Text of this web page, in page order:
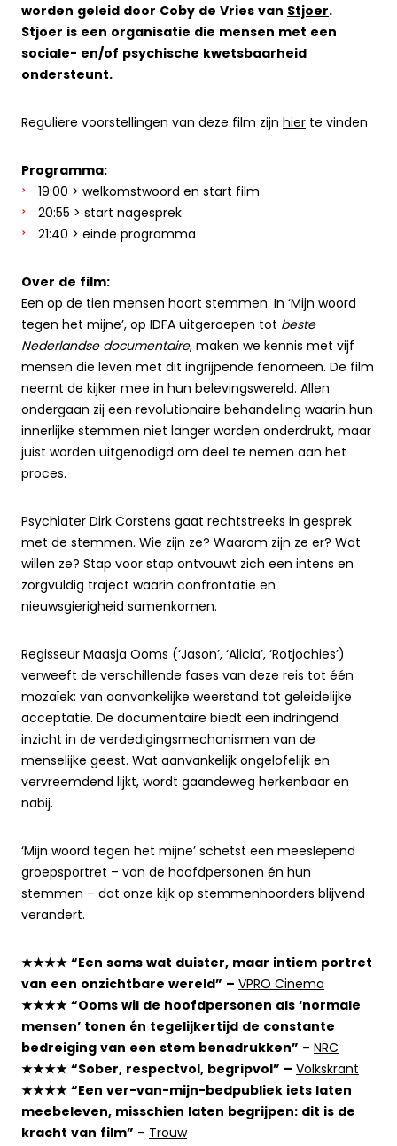
worden geleid door Coby de Vries van Stjoer.
Stjoer is een organisatie die mensen met een
sociale- en/of psychische kwetsbaarheid
ondersteunt.
Reguliere voorstellingen van deze film zijn hier te vinden
Programma:
19:00 > welkomstwoord en start film
20:55 > start nagesprek
21:40 > einde programma
Over de film:
Een op de tien mensen hoort stemmen. In ‘Mijn woord
tegen het mijne’, op IDFA uitgeroepen tot beste
Nederlandse documentaire, maken we kennis met vijf
mensen die leven met dit ingrijpende fenomeen. De film
neemt de kijker mee in hun belevingswereld. Allen
ondergaan zij een revolutionaire behandeling waarin hun
innerlijke stemmen niet langer worden onderdrukt, maar
juist worden uitgenodigd om deel te nemen aan het
proces.
Psychiater Dirk Corstens gaat rechtstreeks in gesprek
met de stemmen. Wie zijn ze? Waarom zijn ze er? Wat
willen ze? Stap voor stap ontvouwt zich een intens en
zorgvuldig traject waarin confrontatie en
nieuwsgierigheid samenkomen.
Regisseur Maasja Ooms (‘Jason’, ‘Alicia’, ‘Rotjochies’)
verweeft de verschillende fases van deze reis tot één
mozaïek: van aanvankelijke weerstand tot geleidelijke
acceptatie. De documentaire biedt een indringend
inzicht in de verdedigingsmechanismen van de
menselijke geest. Wat aanvankelijk ongelofelijk en
vervreemdend lijkt, wordt gaandeweg herkenbaar en
nabij.
‘Mijn woord tegen het mijne’ schetst een meeslepend
groepsportret – van de hoofdpersonen én hun
stemmen – dat onze kijk op stemmenhoorders blijvend
verandert.
★★★★ “Een soms wat duister, maar intiem portret
van een onzichtbare wereld” – VPRO Cinema
★★★★ “Ooms wil de hoofdpersonen als ‘normale
mensen’ tonen én tegelijkertijd de constante
bedreiging van een stem benadrukken” – NRC
★★★★ “Sober, respectvol, begripvol” – Volkskrant
★★★★ “Een ver-van-mijn-bedpubliek iets laten
meebeleven, misschien laten begrijpen: dit is de
kracht van film” – Trouw